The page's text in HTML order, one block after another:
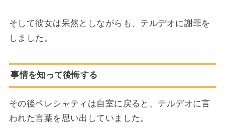
そして彼女は呆然としながらも、テルデオに謝罪を
しました。
事情を知って後悔する
その後ペレシャティは自室に戻ると、テルデオに言
われた言葉を思い出していました。